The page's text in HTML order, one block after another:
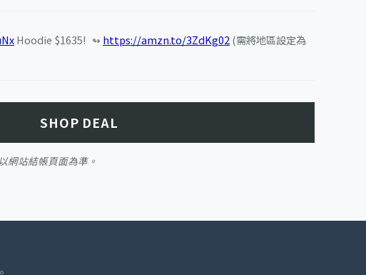
Hoodie $1635! ↬ https://amzn.to/3ZdKg02(需將地區設定為
SHOP DEAL
網站結帳頁面為準。